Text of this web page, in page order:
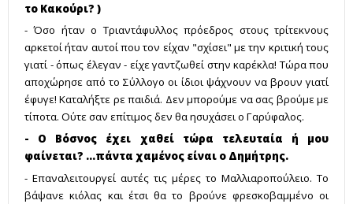
το Κακούρι? )
- Όσο ήταν ο Τριαντάφυλλος πρόεδρος στους τρίτεκνους
αρκετοί ήταν αυτοί που τον είχαν "σχίσει" με την κριτική τους
γιατί - όπως έλεγαν - είχε γαντζωθεί στην καρέκλα! Τώρα που
αποχώρησε από το Σύλλογο οι ίδιοι ψάχνουν να βρουν γιατί
έφυγε! Καταλήξτε ρε παιδιά. Δεν μπορούμε να σας βρούμε με
τίποτα. Ούτε σαν επίτιμος δεν θα ησυχάσει ο Γαρύφαλος.
- Ο Βόσνος έχει χαθεί τώρα τελευταία ή μου
φαίνεται? ...πάντα χαμένος είναι ο Δημήτρης.
- Επαναλειτουργεί αυτές τις μέρες το Μαλλιαροπούλειο. Το
βάψανε κιόλας και έτσι θα το βρούνε φρεσκοβαμμένο οι